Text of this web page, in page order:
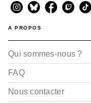
A PROPOS
Qui sommes-nous ?
FAQ
Nous contacter